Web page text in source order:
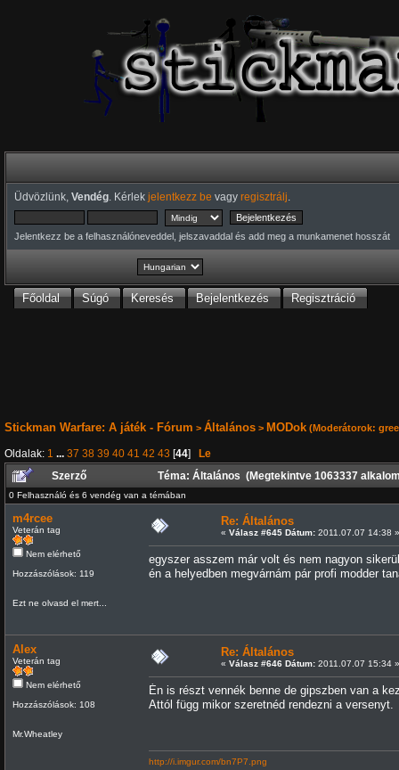
Üdvözlünk, Vendég. Kérlek jelentkezz be vagy regisztrálj
Jelentkezz be a felhasználóneveddel, jelszavaddal és add meg a munkamenet hosszát
Főoldal Súgó Keresés Bejelentkezés Regisztráció
Stickman Warfare: A játék - Fórum > Általános> MODok(Moderátorok:
Oldalak: 1 ... 37 38 39 40 41 42 43 [44] Le
Szerző
Téma: Általános (Megtekintve 1063337
0 Felhasználó és 6 vendég van a témában
m4rcee
Veterán tag
Nem elérhető
Hozzászólások: 119
Ezt ne olvasd el mert...
Re: Általános
« Válasz #645 Dátum:2011.07.07 14:38 »
egyszer asszem már volt és nem nagyon
én a helyedben megvárnám pár profi modder
Alex
Veterán tag
Nem elérhető
Hozzászólások: 108
Mr.Wheatley
Re: Általános
« Válasz #646 Dátum:2011.07.07 15:34 »
Én is részt vennék benne de gipszben van a
Attól függ mikor szeretnéd rendezni a versenyt.
http://i.imgur.com/bn7P7.png